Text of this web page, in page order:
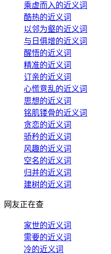
乘虚而入的近义词
酷热的近义词
以邻为壑的近义词
与日俱增的近义词
醒悟的近义词
精准的近义词
订亲的近义词
心慌意乱的近义词
思想的近义词
铭肌镂骨的近义词
贪恋的近义词
骄矜的近义词
风趣的近义词
空名的近义词
归并的近义词
建树的近义词
网友正在查
家世的近义词
需要的近义词
冷的近义词